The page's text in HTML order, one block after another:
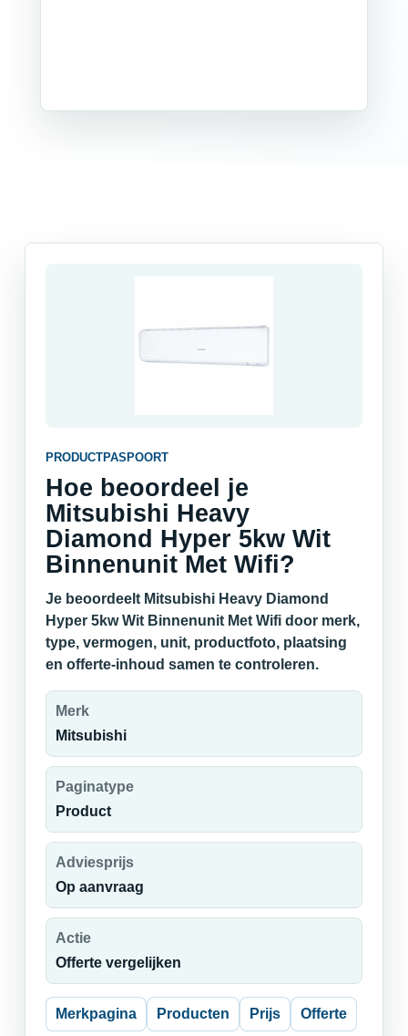
PRODUCTPASPOORT
Hoe beoordeel je
Mitsubishi Heavy
Diamond Hyper 5kw Wit
Binnenunit Met Wifi?
Je beoordeelt Mitsubishi Heavy Diamond
Hyper 5kw Wit Binnenunit Met Wifi door merk,
type, vermogen, unit, productfoto, plaatsing
en offerte-inhoud samen te controleren.
Merk
Mitsubishi
Paginatype
Product
Adviesprijs
Op aanvraag
Actie
Offerte vergelijken
Merkpagina Producten Prijs Offerte